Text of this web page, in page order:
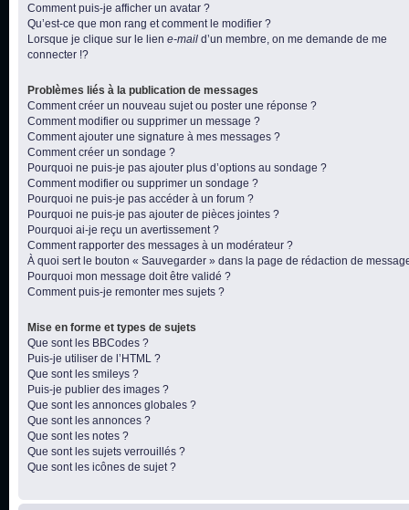
Comment puis-je afficher un avatar ?
Qu’est-ce que mon rang et comment le modifier ?
Lorsque je clique sur le lien e-mail d’un membre, on me demande de me
connecter !?
Problèmes liés à la publication de messages
Comment créer un nouveau sujet ou poster une réponse ?
Comment modifier ou supprimer un message ?
Comment ajouter une signature à mes messages ?
Comment créer un sondage ?
Pourquoi ne puis-je pas ajouter plus d’options au sondage ?
Comment modifier ou supprimer un sondage ?
Pourquoi ne puis-je pas accéder à un forum ?
Pourquoi ne puis-je pas ajouter de pièces jointes ?
Pourquoi ai-je reçu un avertissement ?
Comment rapporter des messages à un modérateur ?
À quoi sert le bouton « Sauvegarder » dans la page de rédaction de
Pourquoi mon message doit être validé ?
Comment puis-je remonter mes sujets ?
Mise en forme et types de sujets
Que sont les BBCodes ?
Puis-je utiliser de l’HTML ?
Que sont les smileys ?
Puis-je publier des images ?
Que sont les annonces globales ?
Que sont les annonces ?
Que sont les notes ?
Que sont les sujets verrouillés ?
Que sont les icônes de sujet ?